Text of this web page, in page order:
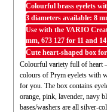
Colourful brass eyelets
3 diameters available: 8
Use with the VARIO
mm, 673 127 for 11 and
Cute heart-shaped box
Colourful variety full of heart
colours of Prym eyelets with
for you. The box contains
orange, pink, lavender, navy
bases/washers are all silver-